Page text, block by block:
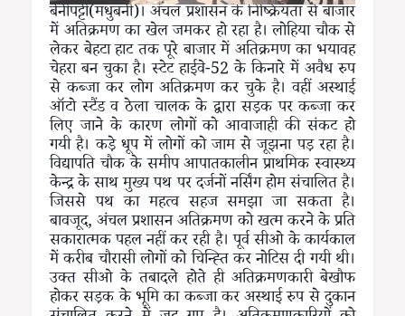
बेनीपट्टी(मधुबनी)। अंचल प्रशासन के निष्क्रियता से बाजार
में अतिक्रमण का खेल जमकर हो रहा है। लोहिया चौक से
लेकर बेहटा हाट तक पूरे बाजार में अतिक्रमण का भयावह
चेहरा बन चुका है। स्टेट हाईवे-52 के किनारे में अवैध रुप
से कब्जा कर लोग अतिक्रमण कर चुके है। वहीं अस्थाई
ऑटो स्टैंड व ठेला चालक के द्वारा सड़क पर कब्जा कर
लिए जाने के कारण लोगों को आवाजाही की संकट हो
गयी है। कड़े धूप में लोगों को जाम से जूझना पड़ रहा है।
विद्यापति चौक के समीप आपातकालीन प्राथमिक स्वास्थ्य
केन्द्र के साथ मुख्य पथ पर दर्जनों नर्सिंग होम संचालित है।
जिससे पथ का महत्व सहज समझा जा सकता है।
बावजूद, अंचल प्रशासन अतिक्रमण को खत्म करने के प्रति
सकारात्मक पहल नहीं कर रही है। पूर्व सीओ के कार्यकाल
में करीब चौरासी लोगों को चिन्ह्ति कर नोटिस दी गयी थी।
उक्त सीओ के तबादले होते ही अतिक्रमणकारी बेखौफ
होकर सड़क के भूमि का कब्जा कर अस्थाई रुप से दुकान